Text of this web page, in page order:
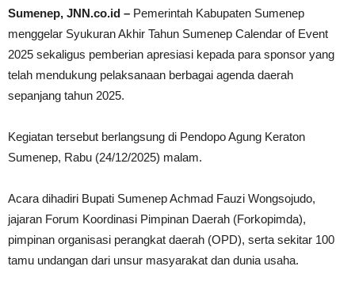
Sumenep, JNN.co.id – Pemerintah Kabupaten Sumenep
menggelar Syukuran Akhir Tahun Sumenep Calendar of Event
2025 sekaligus pemberian apresiasi kepada para sponsor yang
telah mendukung pelaksanaan berbagai agenda daerah
sepanjang tahun 2025.
Kegiatan tersebut berlangsung di Pendopo Agung Keraton
Sumenep, Rabu (24/12/2025) malam.
Acara dihadiri Bupati Sumenep Achmad Fauzi Wongsojudo,
jajaran Forum Koordinasi Pimpinan Daerah (Forkopimda),
pimpinan organisasi perangkat daerah (OPD), serta sekitar 100
tamu undangan dari unsur masyarakat dan dunia usaha.